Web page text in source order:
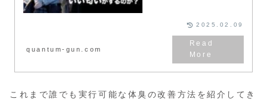
quantum-gun.com
2025.02.09
これまで誰でも実行可能な体臭の改善方法を紹介してき